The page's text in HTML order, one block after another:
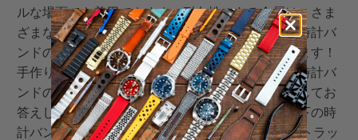
ルな場面でも着用できます。耐久性のある金属は、さま
ざまなデザインでも提供されています。皆さんが時計バ
ンドの投稿を楽しんでいただけたことを願っています！
手作りの時計バンドに関する質問があれば、下の時計バ
ンドのコメントでお知らせください。最善を尽くしてお
答えします！この投稿が役に立ったと思ったら、下の時
計バンドボタンを使って、友達とOmegaの時計ストラッ